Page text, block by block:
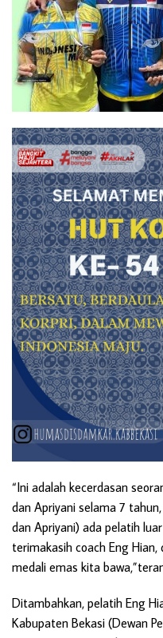
“Ini adalah kecerdasan
dan Apriyani selama 7
dan Apriyani) ada pelatih
terimakasih coach Eng
medali emas kita
Ditambahkan, pelatih Eng
Kabupaten Bekasi (Dewan